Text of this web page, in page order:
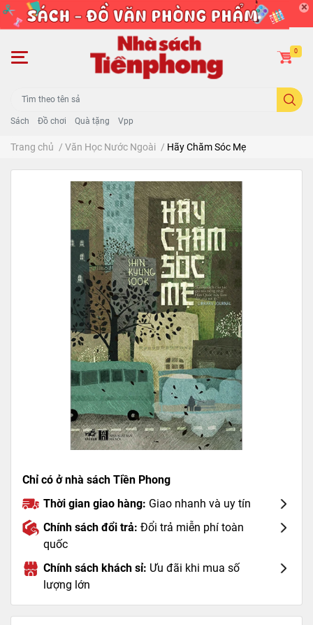
Sách Đồ chơi Quà tặng Vpp
0
Trang chủ / Văn Học Nước Ngoài / Hãy Chăm Sóc Mẹ
Chỉ có ở nhà sách Tiền Phong
Thời gian giao hàng: Giao nhanh và uy tín
Chính sách đổi trả: Đổi trả miễn phí toàn
quốc
Chính sách khách sỉ: Ưu đãi khi mua số
lượng lớn